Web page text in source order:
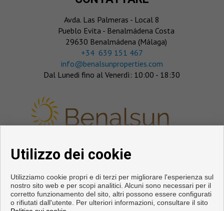
Avda. Las Palmeras - Local 8
Pueblo Evita - Benalmádena Costa
29630 Benalmádena (Málaga)
‎+34 639 151 467
info@benalsunproperties.com
Dal Lunedi fino al Venerdì: 10:00 - 18:30
SEGUICI
Utilizzo dei cookie
Utilizziamo cookie propri e di terzi per migliorare l'esperienza sul
nostro sito web e per scopi analitici. Alcuni sono necessari per il
corretto funzionamento del sito, altri possono essere configurati
o rifiutati dall'utente. Per ulteriori informazioni, consultare il sito